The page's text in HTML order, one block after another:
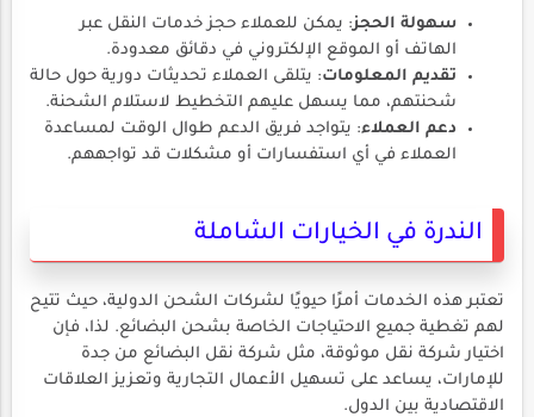
سهولة الحجز: يمكن للعملاء حجز خدمات النقل عبر
الهاتف أو الموقع الإلكتروني في دقائق معدودة.
تقديم المعلومات: يتلقى العملاء تحديثات دورية حول حالة
شحنتهم، مما يسهل عليهم التخطيط لاستلام الشحنة.
دعم العملاء: يتواجد فريق الدعم طوال الوقت لمساعدة
العملاء في أي استفسارات أو مشكلات قد تواجههم.
الندرة في الخيارات الشاملة
تعتبر هذه الخدمات أمرًا حيويًا لشركات الشحن الدولية، حيث تتيح
لهم تغطية جميع الاحتياجات الخاصة بشحن البضائع. لذا، فإن
اختيار شركة نقل موثوقة، مثل شركة نقل البضائع من جدة
للإمارات، يساعد على تسهيل الأعمال التجارية وتعزيز العلاقات
الاقتصادية بين الدول.